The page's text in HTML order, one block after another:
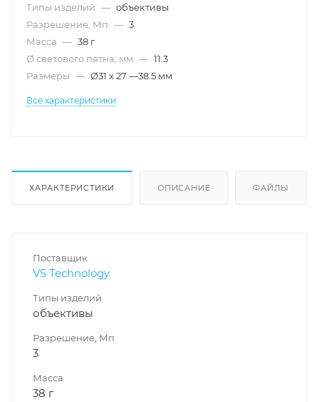
Типы изделий — объективы
Разрешение, Мп — 3
Масса — 38 г
Ø светового пятна, мм — 11.3
Размеры — Ø31 x 27 —38.5 мм
Все характеристики
ХАРАКТЕРИСТИКИ ОПИСАНИЕ ФАЙЛЫ
Поставщик
VS Technology
Типы изделий
объективы
Разрешение, Мп
3
Масса
38 г